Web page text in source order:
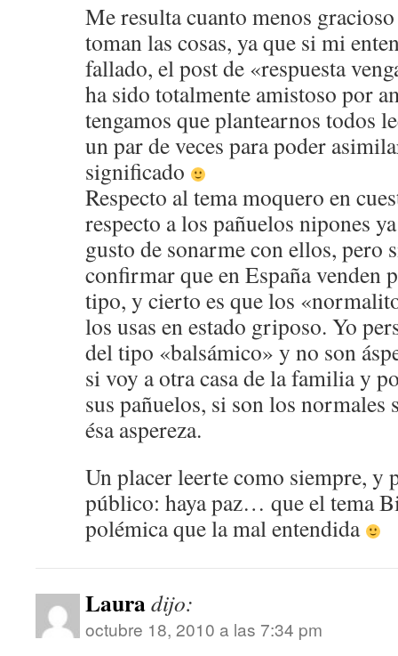
Me resulta cuanto menos
toman las cosas, ya que si mi
fallado, el post de «respuesta
ha sido totalmente amistoso por
tengamos que plantearnos todos
un par de veces para poder
significado
Respecto al tema moquero en
respecto a los pañuelos nipones
gusto de sonarme con ellos, pero
confirmar que en España venden
tipo, y cierto es que los
los usas en estado griposo. Yo
del tipo «balsámico» y no son
si voy a otra casa de la familia y
sus pañuelos, si son los
ésa aspereza.
Un placer leerte como siempre, y
público: haya paz… que el tema
polémica que la mal entendida
Lauradijo:
octubre 18, 2010 a las 7:34 pm